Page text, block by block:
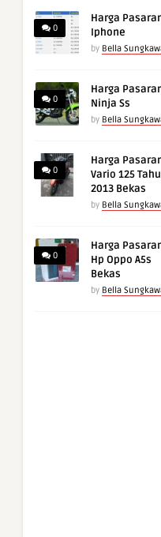
0
Harga
Iphone
by Bella
0
Harga
Ninja Ss
by Bella
0
Harga
Vario 125
2013 Bekas
by Bella
0
Harga
Hp Oppo A5s
Bekas
by Bella